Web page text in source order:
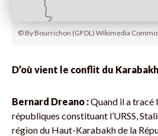
© By Bourrichon (GFDL) Wikimedia
D’où vient le conflit du
Bernard Dreano :Quand il a tracé
républiques constituant l’URSS,
région du Haut-Karabakh de la